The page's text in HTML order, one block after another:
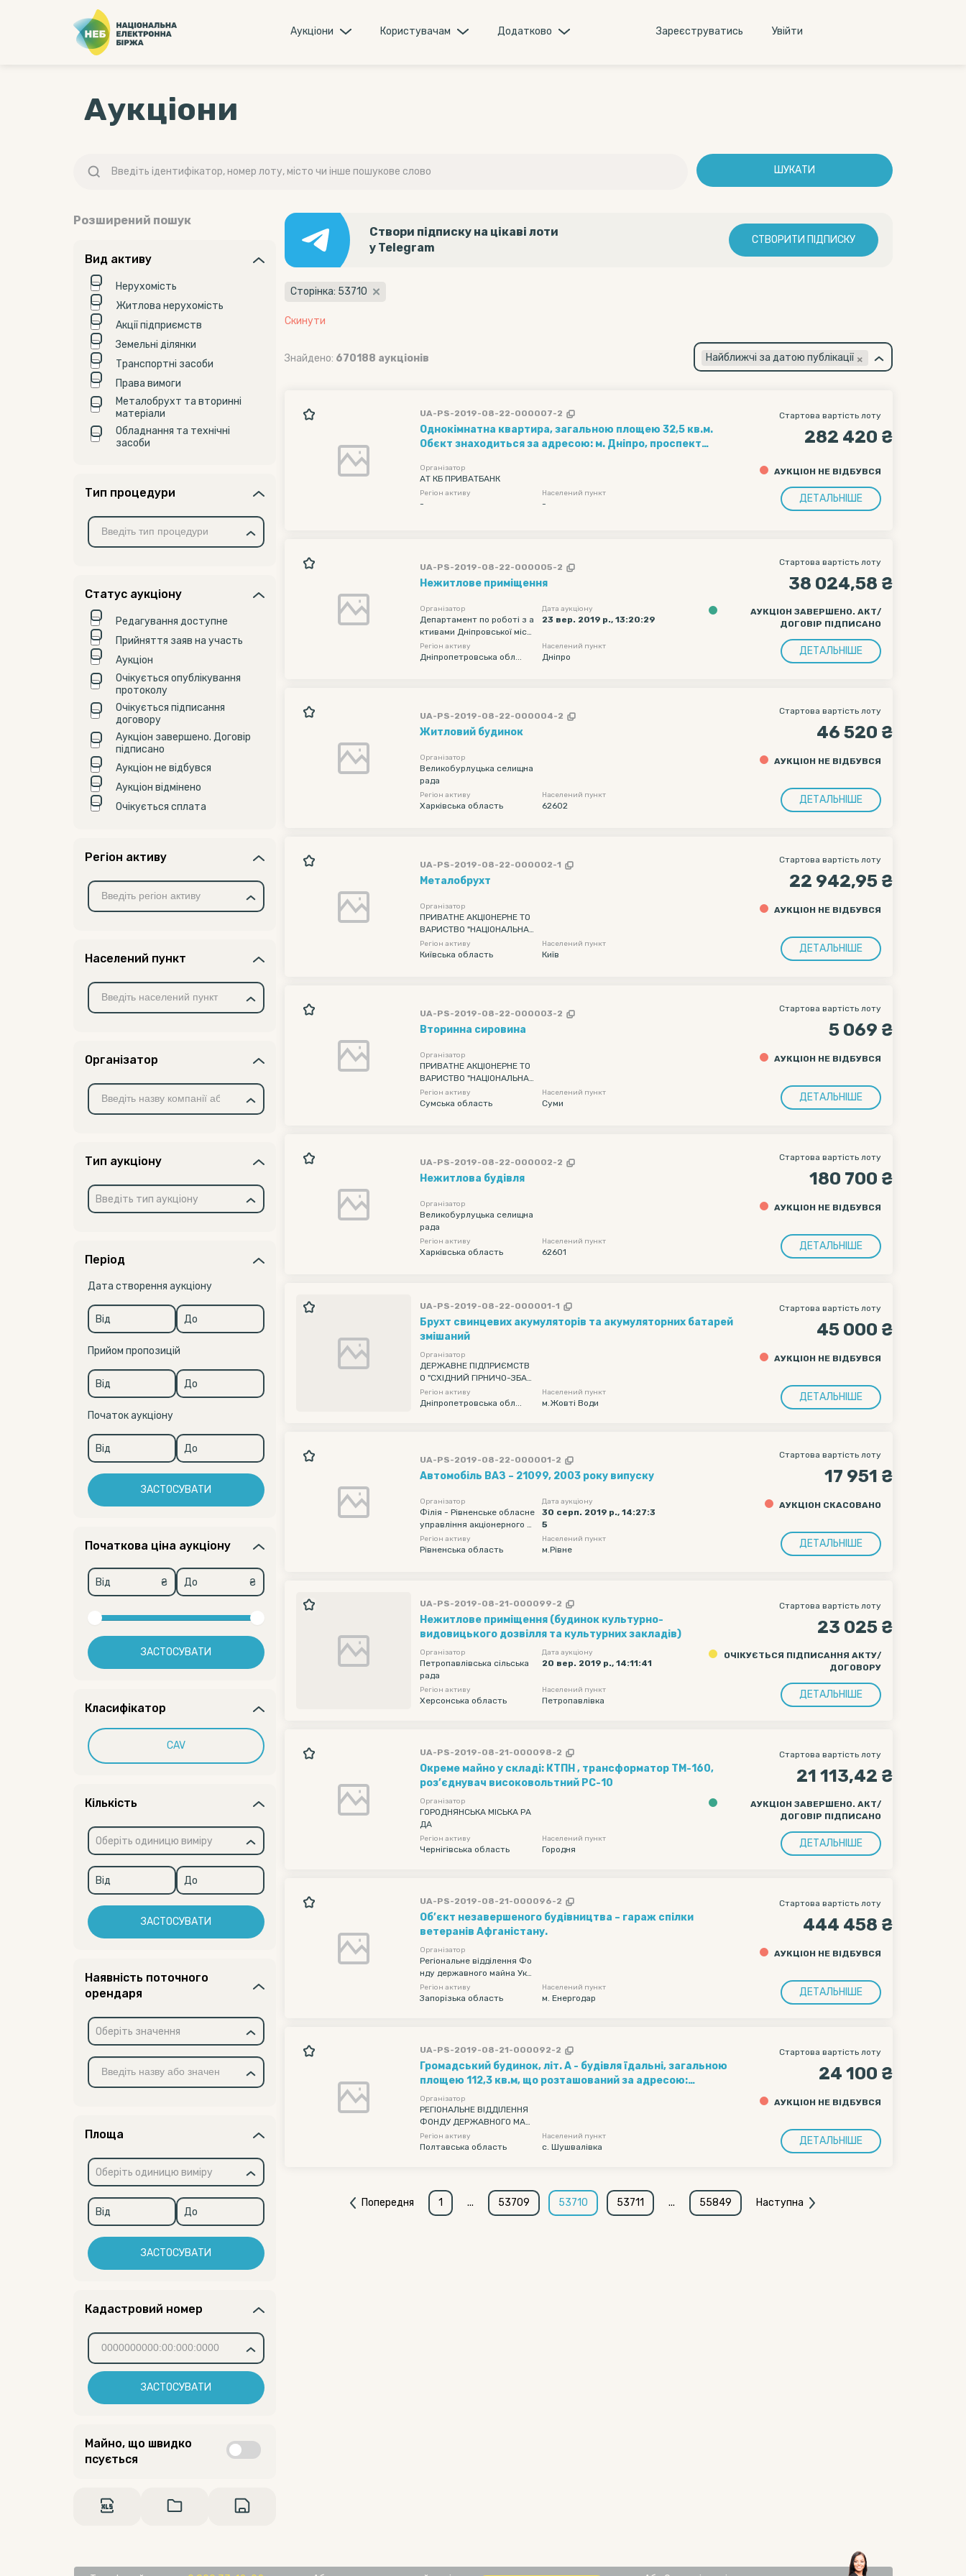
Аукцiони Користувачам Додатково Зареєструватись Увiйти
Аукціони
ШУКАТИ
Розширений пошук
Вид активу
Нерухомість
Житлова нерухомість
Акції підприємств
Земельні ділянки
Транспортні засоби
Права вимоги
Металобрухт та вторинні
матеріали
Обладнання та технічні
засоби
Тип процедури
Статус аукціону
Редагування доступне
Прийняття заяв на участь
Аукціон
Очікується опублікування
протоколу
Очікується підписання
договору
Аукціон завершено. Договір
підписано
Аукціон не відбувся
Аукціон відмінено
Очікується сплата
Регіон активу
Населений пункт
Організатор
Тип аукціону
Введіть тип аукціону
Період
Дата створення аукціону
Прийом пропозицій
Початок аукціону
ЗАСТОСУВАТИ
Початкова ціна аукціону
₴ ₴
ЗАСТОСУВАТИ
Класифікатор
CAV
Кількість
Оберіть одиницю виміру
ЗАСТОСУВАТИ
Наявність поточного
орендаря
Оберіть значення
Площа
Оберіть одиницю виміру
ЗАСТОСУВАТИ
Кадастровий номер
ЗАСТОСУВАТИ
Майно, що швидко
псується
Створи підписку на цікаві лоти
у Telegram
СТВОРИТИ ПІДПИСКУ
Сторінка: 53710
Скинути
Знайдено: 670188 аукціонів ×
Найближчі за датою публікації
UA-PS-2019-08-22-000007-2
Однокімнатна квартира, загальною площею 32,5 кв.м.
Обєкт знаходиться за адресою: м. Дніпро, проспект
Стартова вартість лоту
282 420 ₴
Організатор
АТ КБ ПРИВАТБАНК
Регіон активу
-
Населений пункт
-
АУКЦІОН НЕ ВІДБУВСЯ
ДЕТАЛЬНІШЕ
UA-PS-2019-08-22-000005-2
Нежитлове приміщення
Стартова вартість лоту
38 024,58 ₴
Організатор
Департамент по роботі з а
ктивами Дніпровської місь
кої ради
Дата аукціону
23 вер. 2019 р., 13:20:29
Регіон активу
Дніпропетровська обл...
Населений пункт
Дніпро
АУКЦІОН ЗАВЕРШЕНО. АКТ/
ДОГОВІР ПІДПИСАНО
ДЕТАЛЬНІШЕ
UA-PS-2019-08-22-000004-2
Житловий будинок
Стартова вартість лоту
46 520 ₴
Організатор
Великобурлуцька селищна
рада
Регіон активу
Харківська область
Населений пункт
62602
АУКЦІОН НЕ ВІДБУВСЯ
ДЕТАЛЬНІШЕ
UA-PS-2019-08-22-000002-1
Металобрухт
Стартова вартість лоту
22 942,95 ₴
Організатор
ПРИВАТНЕ АКЦІОНЕРНЕ ТО
ВАРИСТВО "НАЦІОНАЛЬНА
ЕНЕРГЕТИЧНА КОМПАНІЯ "У
КРЕНЕРГО"
Регіон активу
Київська область
Населений пункт
Київ
АУКЦІОН НЕ ВІДБУВСЯ
ДЕТАЛЬНІШЕ
UA-PS-2019-08-22-000003-2
Вторинна сировина
Стартова вартість лоту
5 069 ₴
Організатор
ПРИВАТНЕ АКЦІОНЕРНЕ ТО
ВАРИСТВО "НАЦІОНАЛЬНА
ЕНЕРГЕТИЧНА КОМПАНІЯ "У
КРЕНЕРГО"
Регіон активу
Сумська область
Населений пункт
Суми
АУКЦІОН НЕ ВІДБУВСЯ
ДЕТАЛЬНІШЕ
UA-PS-2019-08-22-000002-2
Нежитлова будівля
Стартова вартість лоту
180 700 ₴
Організатор
Великобурлуцька селищна
рада
Регіон активу
Харківська область
Населений пункт
62601
АУКЦІОН НЕ ВІДБУВСЯ
ДЕТАЛЬНІШЕ
UA-PS-2019-08-22-000001-1
Брухт свинцевих акумуляторів та акумуляторних батарей
змішаний
Стартова вартість лоту
45 000 ₴
Організатор
ДЕРЖАВНЕ ПІДПРИЄМСТВ
О "СХІДНИЙ ГІРНИЧО-ЗБАГ
АЧУВАЛЬНИЙ КОМБІНАТ"
Регіон активу
Дніпропетровська обл...
Населений пункт
м.Жовті Води
АУКЦІОН НЕ ВІДБУВСЯ
ДЕТАЛЬНІШЕ
UA-PS-2019-08-22-000001-2
Автомобіль ВАЗ – 21099, 2003 року випуску
Стартова вартість лоту
17 951 ₴
Організатор
Філія - Рівненське обласне
управління акціонерного т
овариства "Державний ощ
адний банк України"
Дата аукціону
30 серп. 2019 р., 14:27:3
5
Регіон активу
Рівненська область
Населений пункт
м.Рівне
АУКЦІОН СКАСОВАНО
ДЕТАЛЬНІШЕ
UA-PS-2019-08-21-000099-2
Нежитлове приміщення (будинок культурно-
видовицького дозвілля та культурних закладів)
Стартова вартість лоту
23 025 ₴
Організатор
Петропавлівська сільська
рада
Дата аукціону
20 вер. 2019 р., 14:11:41
Регіон активу
Херсонська область
Населений пункт
Петропавлівка
ОЧІКУЄТЬСЯ ПІДПИСАННЯ АКТУ/
ДОГОВОРУ
ДЕТАЛЬНІШЕ
UA-PS-2019-08-21-000098-2
Окреме майно у складі: КТПН , трансформатор ТМ-160,
роз’єднувач високовольтний РС-10
Стартова вартість лоту
21 113,42 ₴
Організатор
ГОРОДНЯНСЬКА МІСЬКА РА
ДА
Регіон активу
Чернігівська область
Населений пункт
Городня
АУКЦІОН ЗАВЕРШЕНО. АКТ/
ДОГОВІР ПІДПИСАНО
ДЕТАЛЬНІШЕ
UA-PS-2019-08-21-000096-2
Об’єкт незавершеного будівництва – гараж спілки
ветеранів Афганістану.
Стартова вартість лоту
444 458 ₴
Організатор
Регіональне відділення Фо
нду державного майна Укр
аїни по Дніпропетровській,
Запорізькій та Кіровоградс
Регіон активу
Запорізька область
Населений пункт
м. Енергодар
АУКЦІОН НЕ ВІДБУВСЯ
ДЕТАЛЬНІШЕ
UA-PS-2019-08-21-000092-2
Громадський будинок, літ. А - будівля їдальні, загальною
площею 112,3 кв.м, що розташований за адресою:
Полтавська обл., Глобинський р-н, с. Шушвалівка, вул.
Паркова, 2б
Стартова вартість лоту
24 100 ₴
Організатор
РЕГІОНАЛЬНЕ ВІДДІЛЕННЯ
ФОНДУ ДЕРЖАВНОГО МАЙ
НА УКРАЇНИ ПО ПОЛТАВСЬК
ІЙ ТА СУМСЬКІЙ ОБЛАСТЯХ
Регіон активу
Полтавська область
Населений пункт
с. Шушвалівка
АУКЦІОН НЕ ВІДБУВСЯ
ДЕТАЛЬНІШЕ
Попередня 1 ... 53709 53710 53711 ... 55849 Наступна